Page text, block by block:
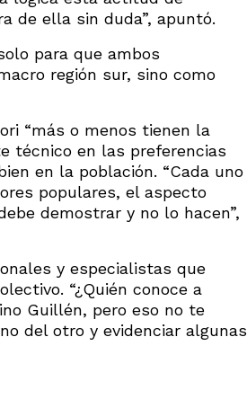
de ella sin duda”, apuntó.
para que ambos
región sur, sino como
“más o menos tienen la
técnico en las preferencias
en la población. “Cada uno
populares, el aspecto
demostrar y no lo hacen”,
y especialistas que
“¿Quién conoce a
Guillén, pero eso no te
del otro y evidenciar algunas